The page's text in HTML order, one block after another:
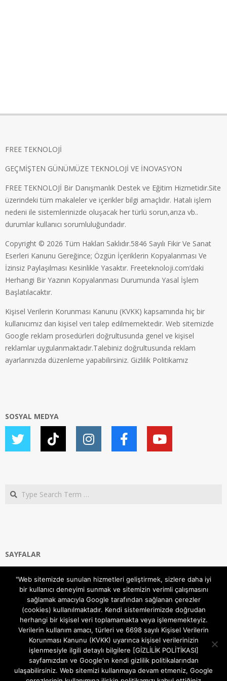
FREE TEKNOLOJİ
GEÇMİŞTEN GÜNÜMÜZE TEKNOLOJİ VE İNOVASYON
FREE TEKNOLOJİ Bir Danışmanlık Destek ve Eğitim Hizmetidir.Site
üzerindeki tüm makaleler ve içerikler bilgi amaçlıdır. Hatalı işlem
nedeni ile sistemlerinizde oluşacak her türlü sorun,arıza vb..
durumlar kullanıcı sorumluluğundadır.
Copyright © 2026 Tüm Hakları Saklıdır.5846 Sayılı Fikir Ve Sanat
Eserleri Kanunu Gereğince; Özgün İçeriklerin Kopyalanması Ve
İzinsiz Paylaşılması Kesinlikle Yasaktır. Freeteknoloji.com’daki
Herhangi Bir Yazının Kopyalanması Durumunda Yasal İşlem
Başlatılacaktır.
Kişisel Verilerin Korunması Kanunu (KVKK) kapsamında hiç bir
kullanıcımız dan kişisel veri talep edilmemektedir. Web sitemizde
Google reklam prosedürleri doğrultusunda genel ve kişisel
reklamlar uygulanmaktadır.Talebiniz doğrultusunda reklam
ayarlarınızda düzenleme yapabilirsiniz. Gizlilik Politikamız
SOSYAL MEDYA
Search
SAYFALAR
Gizlilik ve Çerezler (Cookies) Politikası
Hakkımızda
İletişim Kanalları
MODEM KURULUM
TEKNİK DESTEK
TELEVİZYON SİSTEMLERİ
"Web sitemizde sunulan hizmetleri geliştirmek, sizlere daha iyi
bir kullanıcı deneyimi sunmak ve sitemizin verimli çalışmasını
sağlamak amacıyla Google tarafından sağlanan çerezler
(cookies) kullanılmaktadır. Kendi sistemlerimizde doğrudan
herhangi bir kişisel veri toplamamakta veya işlememekteyiz.
Verilerin kullanım amacı, türleri ve 6698 sayılı Kişisel Verilerin
Korunması Kanunu (KVKK) uyarınca kişisel verilerinizin
işlenmesiyle ilgili detaylı bilgilere [GİZLİLİK POLİTİKASI]
sayfamızdan ve Google'ın kendi gizlilik politikalarından
ulaşabilirsiniz. Web sitemizi kullanmaya devam etmeniz, Google